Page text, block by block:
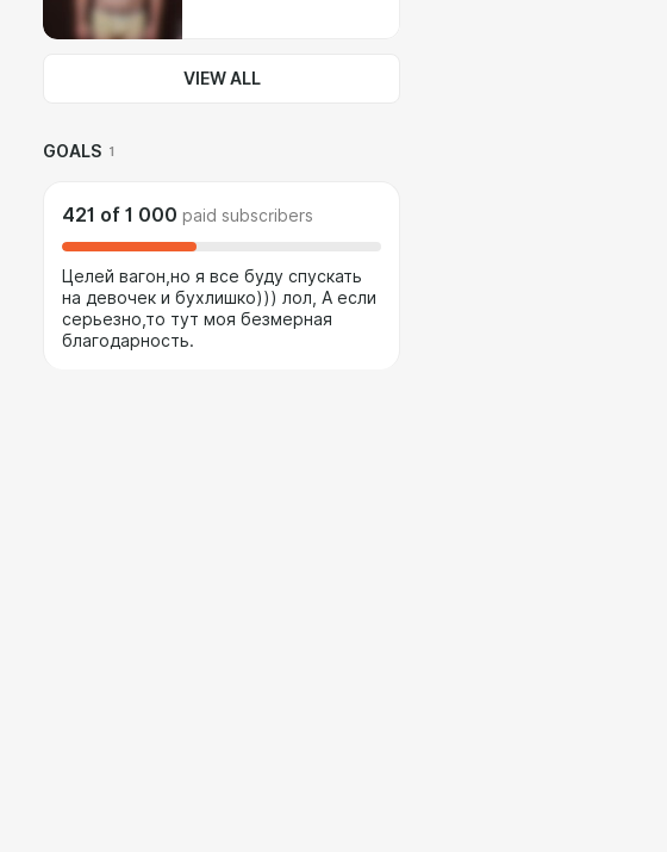
VIEW ALL
GOALS 1
421 of 1 000 paid subscribers
Целей вагон,но я все буду спускать
на девочек и бухлишко))) лол, А если
серьезно,то тут моя безмерная
благодарность.